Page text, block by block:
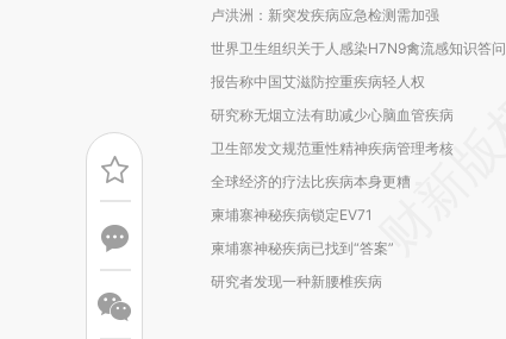
卢洪洲：新突发疾病应急检测需加强
世界卫生组织关于人感染H7N9禽流感知识答问
报告称中国艾滋防控重疾病轻人权
研究称无烟立法有助减少心脑血管疾病
卫生部发文规范重性精神疾病管理考核
全球经济的疗法比疾病本身更糟
柬埔寨神秘疾病锁定EV71
柬埔寨神秘疾病已找到“答案”
研究者发现一种新腰椎疾病